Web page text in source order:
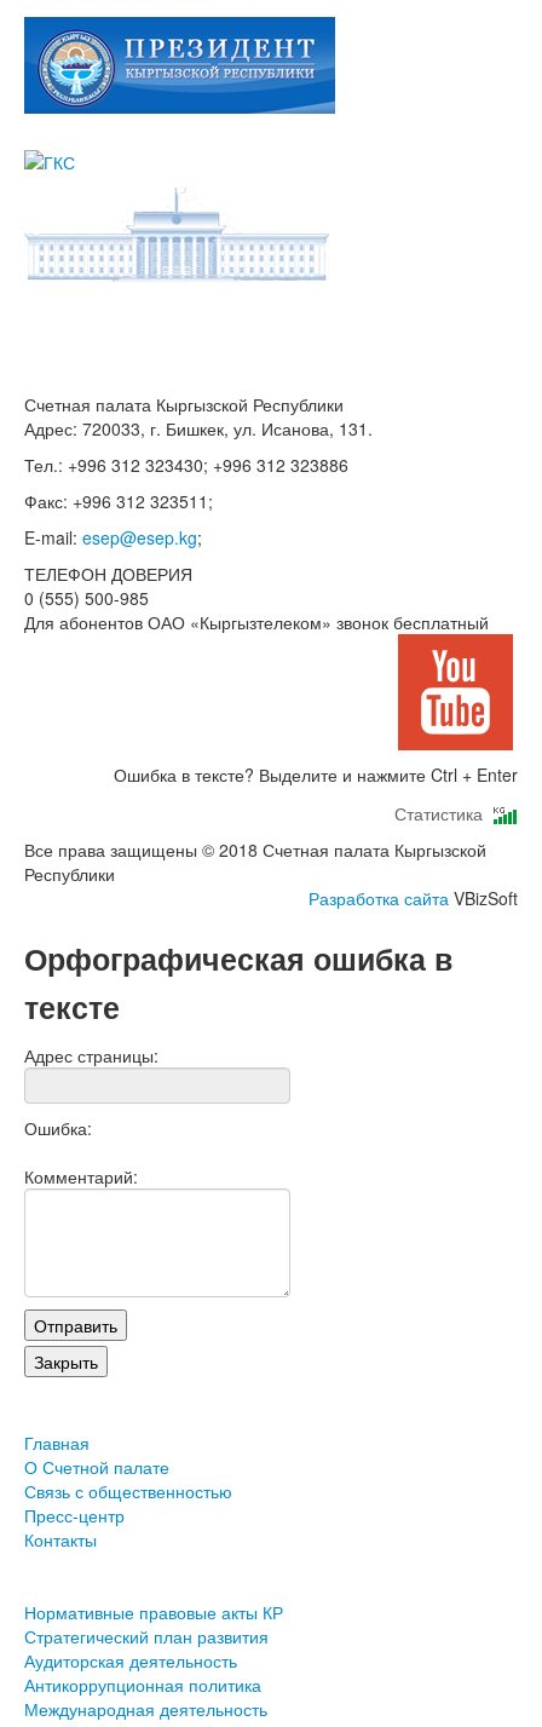
Счетная палата Кыргызской Республики
Адрес: 720033, г. Бишкек, ул. Исанова, 131.
Тел.: +996 312 323430; +996 312 323886
Факс: +996 312 323511;
E-mail: esep@esep.kg;
ТЕЛЕФОН ДОВЕРИЯ
0 (555) 500-985
Для абонентов ОАО «Кыргызтелеком» звонок бесплатный
Ошибка в тексте? Выделите и нажмите Ctrl + Enter
Статистика
Все права защищены © 2018 Счетная палата Кыргызской
Республики
Разработка сайта VBizSoft
Орфографическая ошибка в
тексте
Адрес страницы:
Ошибка:
Комментарий:
Главная
О Счетной палате
Связь с общественностью
Пресс-центр
Контакты
Нормативные правовые акты КР
Стратегический план развития
Аудиторская деятельность
Антикоррупционная политика
Международная деятельность